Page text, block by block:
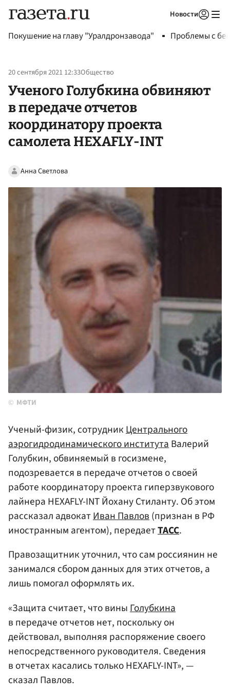
Новости
Покушение на главу "Уралдронзавода" Проблемы с
20 сентября 2021 12:33Общество
Ученого Голубкина обвиняют
в передаче отчетов
координатору проекта
самолета HEXAFLY-INT
Анна Светлова
МФТИ
Ученый-физик, сотрудникЦентрального
аэрогидродинамического институтаВалерий
Голубкин, обвиняемый в госизмене,
подозревается в передаче отчетов о своей
работе координатору проекта гиперзвукового
лайнера HEXAFLY-INT Йохану Стиланту. Об этом
рассказал адвокатИван Павлов(признан в РФ
иностранным агентом), передаетТАСС.
Правозащитник уточнил, что сам россиянин не
занимался сбором данных для этих отчетов, а
лишь помогал оформлять их.
«Защита считает, что вины Голубкина
в передаче отчетов нет, поскольку он
действовал, выполняя распоряжение своего
непосредственного руководителя. Сведения
в отчетах касались только HEXAFLY-INT», —
сказал Павлов.